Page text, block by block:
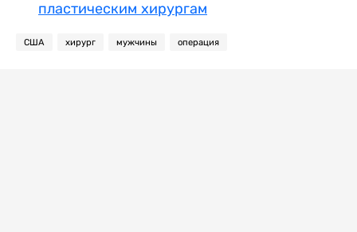
пластическим хирургам
США хирург мужчины операция